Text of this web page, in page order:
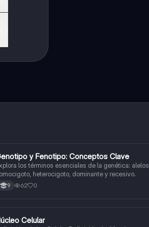
Biologia y Fenotipo: Conceptos Clave
los términos esenciales de la genética: alelos,
heterocigoto, dominante y recesivo.
9 62 0
BiologiaCelular